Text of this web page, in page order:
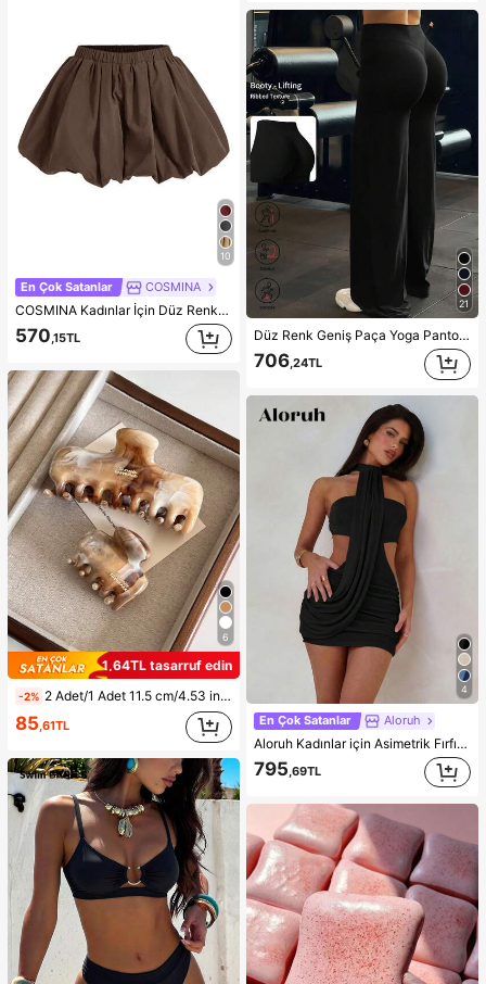
10
En Çok Satanlar COSMINA
COSMINA Kadınlar İçin Düz Renk Elastik Bel Şık Çok Yönlü Harem Pantolon
570,15TL
6
1,64TL tasarruf edin
-2% 2 Adet/1 Adet 11.5 cm/4.53 inç Mermer Desenli Büyük Kapasiteli Hafif Plastik Saç Tokası, Moda Çok Yönlü Zarif Minimalist Düz Renk
85,61TL
21
Düz Renk Geniş Paça Yoga Pantolonu, Rahat ve İnceltici, Koşu, Fitness ve Çeşitli Yoga Aktiviteleri İçin Uygun, Siyah Bahar Spor ve Athleisure
706,24TL
4
En Çok Satanlar Aloruh
Aloruh Kadınlar için Asimetrik Fırfırlı Etekli Vücuda Oturan Mini Elbise, Tatil İçin Uygun, Seksi
795,69TL